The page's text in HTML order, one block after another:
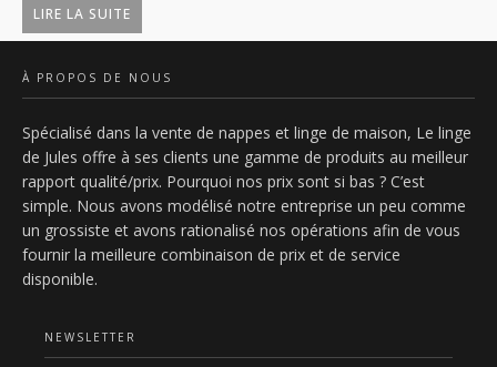
LIRE LA SUITE
À PROPOS DE NOUS
Spécialisé dans la vente de nappes et linge de maison, Le linge
de Jules offre à ses clients une gamme de produits au meilleur
rapport qualité/prix. Pourquoi nos prix sont si bas ? C’est
simple. Nous avons modélisé notre entreprise un peu comme
un grossiste et avons rationalisé nos opérations afin de vous
fournir la meilleure combinaison de prix et de service
disponible.
NEWSLETTER